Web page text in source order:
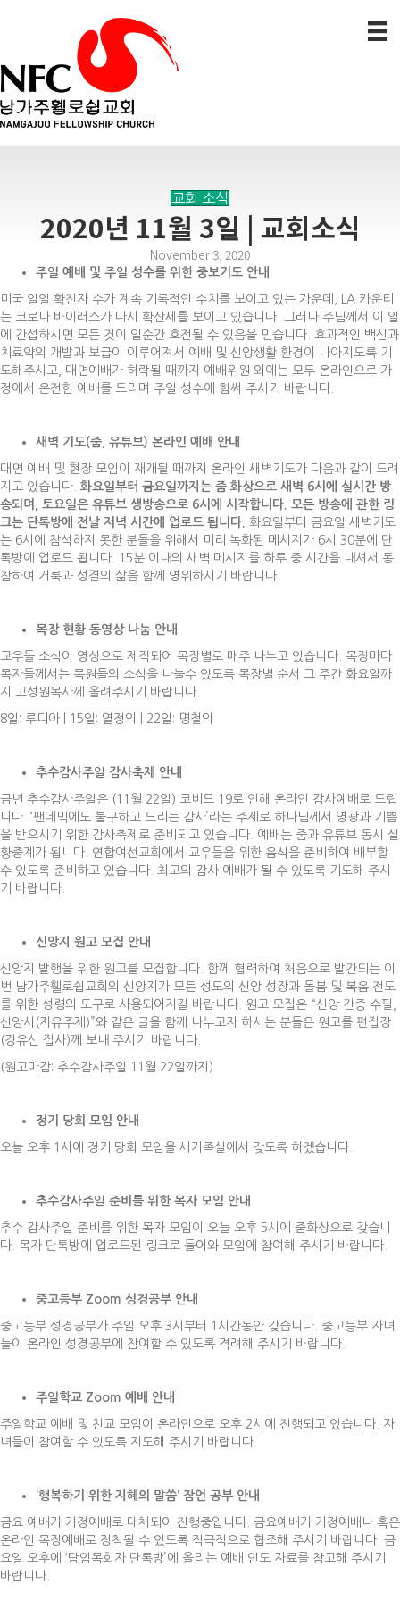
교회 소식
2020년 11월 3일 | 교회소식
November 3, 2020
주일 예배 및 주일 성수를 위한 중보기도 안내
미국 일일 확진자 수가 계속 기록적인 수치를 보이고 있는 가운데, LA 카운티
는 코로나 바이러스가 다시 확산세를 보이고 있습니다. 그러나 주님께서 이 일
에 간섭하시면 모든 것이 일순간 호전될 수 있음을 믿습니다. 효과적인 백신과
치료약의 개발과 보급이 이루어져서 예배 및 신앙생활 환경이 나아지도록 기
도해주시고, 대면예배가 허락될 때까지 예배위원 외에는 모두 온라인으로 가
정에서 온전한 예배를 드리며 주일 성수에 힘써 주시기 바랍니다.
새벽 기도(줌 유튜브) 온라인 예배 안내
대면 예배 및 현장 모임이 재개될 때까지 온라인 새벽기도가 다음과 같이 드려
지고 있습니다. 화요일부터 금요일까지는 줌 화상으로 새벽 6시에 실시간 방
송되며
토요일은 유튜브 생방송으로 6시에 시작합니다 모든 방송에 관한 링
크는 단톡방에 전날 저녁 시간에 업로드 됩니다 화요일부터 금요일 새벽기도
는 6시에 참석하지 못한 분들을 위해서 미리 녹화된 메시지가 6시 30분에 단
톡방에 업로드 됩니다. 15분 이내의 새벽 메시지를 하루 중 시간을 내셔서 동
참하여 거룩과 성결의 삶을 함께 영위하시기 바랍니다.
목장 현황 동영상 나눔 안내
교우들 소식이 영상으로 제작되어 목장별로 매주 나누고 있습니다. 목장마다
목자들께서는 목원들의 소식을 나눌수 있도록 목장별 순서 그 주간 화요일까
지 고성원목사께 올려주시기 바랍니다.
8일: 루디아 | 15일: 열정의 | 22일: 명철의
추수감사주일 감사축제 안내
금년 추수감사주일은 (11월 22일) 코비드 19로 인해 온라인 감사예배로 드립
니다. ‘팬데믹에도 불구하고 드리는 감사’라는 주제로 하나님께서 영광과 기쁨
을 받으시기 위한 감사축제로 준비되고 있습니다. 예배는 줌과 유튜브 동시 실
황중계가 됩니다. 연합여선교회에서 교우들을 위한 음식을 준비하여 배부할
수 있도록 준비하고 있습니다. 최고의 감사 예배가 될 수 있도록 기도해 주시
기 바랍니다.
신앙지 원고 모집 안내
신앙지 발행을 위한 원고를 모집합니다. 함께 협력하여 처음으로 발간되는 이
번 남가주휄로쉽교회의 신앙지가 모든 성도의 신앙 성장과 돌봄 및 복음 전도
를 위한 성령의 도구로 사용되어지길 바랍니다. 원고 모집은 “신앙 간증 수필,
신앙시(자유주제)”와 같은 글을 함께 나누고자 하시는 분들은 원고를 편집장
(강유신 집사)께 보내 주시기 바랍니다.
(원고마감: 추수감사주일 11월 22일까지)
정기 당회 모임 안내
오늘 오후 1시에 정기 당회 모임을 새가족실에서 갖도록 하겠습니다.
추수감사주일 준비를 위한 목자 모임 안내
추수 감사주일 준비를 위한 목자 모임이 오늘 오후 5시에 줌화상으로 갖습니
다. 목자 단톡방에 업로드된 링크로 들어와 모임에 참여해 주시기 바랍니다.
중고등부 Zoom 성경공부 안내
중고등부 성경공부가 주일 오후 3시부터 1시간동안 갖습니다. 중고등부 자녀
들이 온라인 성경공부에 참여할 수 있도록 격려해 주시기 바랍니다.
주일학교 Zoom 예배 안내
주일학교 예배 및 친교 모임이 온라인으로 오후 2시에 진행되고 있습니다. 자
녀들이 참여할 수 있도록 지도해 주시기 바랍니다.
‘행복하기 위한 지혜의 말씀’ 잠언 공부 안내
금요 예배가 가정예배로 대체되어 진행중입니다. 금요예배가 가정예배나 혹은
온라인 목장예배로 정착될 수 있도록 적극적으로 협조해 주시기 바랍니다. 금
요일 오후에 ‘담임목회자 단톡방’에 올리는 예배 인도 자료를 참고해 주시기
바랍니다.